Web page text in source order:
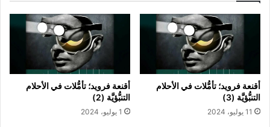
أقنعة فرويد؛ تأمُّلات في الأحلام
التنبُّؤيَّة (3)
11 يوليو، 2024
أقنعة فرويد؛ تأمُّلات في الأحلام
التنبُّؤيَّة (2)
1 يوليو، 2024